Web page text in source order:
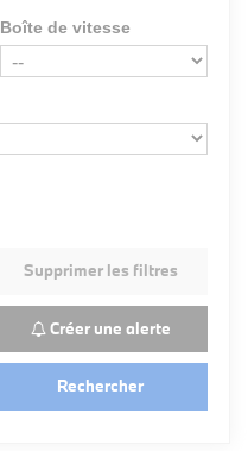
Boîte de vitesse
Supprimer les filtres
Créer une alerte
Rechercher